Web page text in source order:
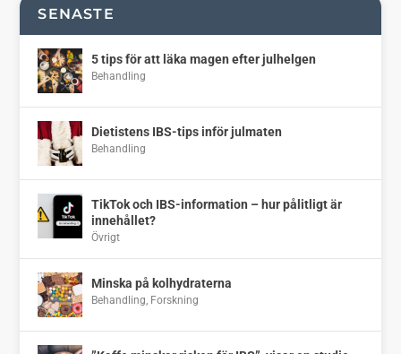
SENASTE
5 tips för att läka magen efter julhelgen
Behandling
Dietistens IBS-tips inför julmaten
Behandling
TikTok och IBS-information – hur pålitligt är
innehållet?
Övrigt
Minska på kolhydraterna
Behandling, Forskning